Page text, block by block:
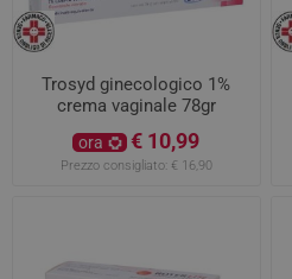
Trosyd ginecologico 1%
crema vaginale 78gr
ora € 10,99
Prezzo consigliato: € 16,90